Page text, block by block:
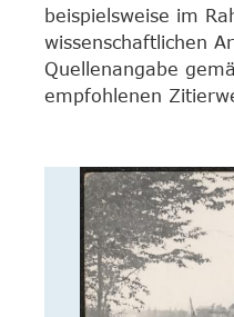
beispielsweise im
wissenschaftlichen
Quellenangabe
empfohlenen